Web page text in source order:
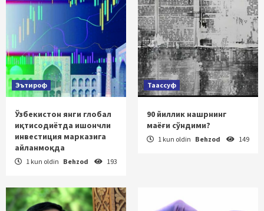
Эътироф
Ўзбекистон янги глобал
иқтисодиётда ишончли
инвестиция марказига
айланмоқда
1 kun oldin Behzod 193
Таассуф
90 йиллик нашрнинг
маёғи сўндими?
1 kun oldin Behzod 149